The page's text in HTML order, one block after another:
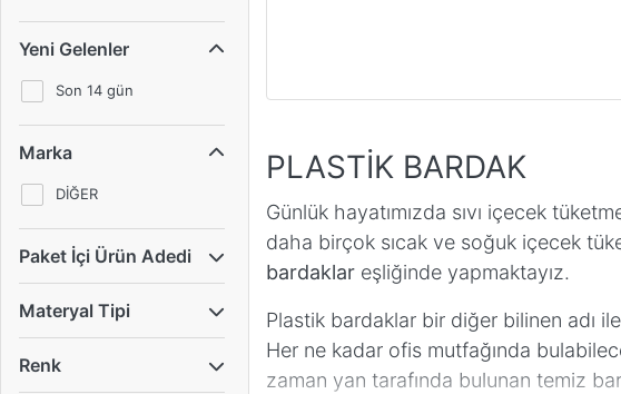
Yeni Gelenler
Son 14 gün
Marka
DİĞER
Paket İçi Ürün Adedi
Materyal Tipi
Renk
PLASTİK BARDAK
Günlük hayatımızda sıvı içecek
daha birçok sıcak ve soğuk içecek
bardaklar eşliğinde yapmaktayız.
Plastik bardaklar bir diğer bilinen adı ile
Her ne kadar ofis mutfağında
zaman yan tarafında bulunan temiz